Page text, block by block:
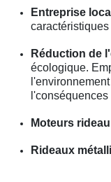
Entreprise
Réduction de
écologique.
Moteurs
Rideaux